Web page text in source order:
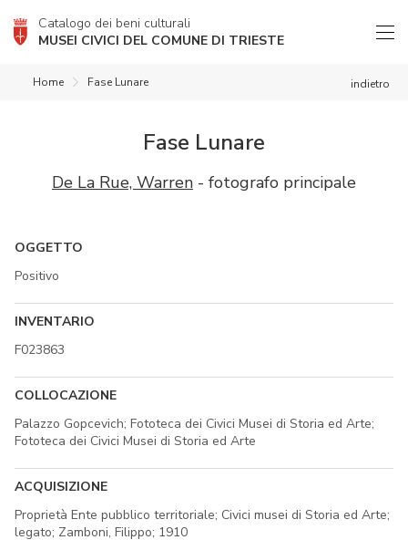
Catalogo dei beni culturali
MUSEI CIVICI DEL COMUNE DI TRIESTE
indietro
Home Fase Lunare
Fase Lunare
De La Rue, Warren - fotografo principale
OGGETTO
Positivo
INVENTARIO
F023863
COLLOCAZIONE
Palazzo Gopcevich; Fototeca dei Civici Musei di Storia ed Arte;
Fototeca dei Civici Musei di Storia ed Arte
ACQUISIZIONE
Proprietà Ente pubblico territoriale; Civici musei di Storia ed Arte;
legato; Zamboni, Filippo; 1910